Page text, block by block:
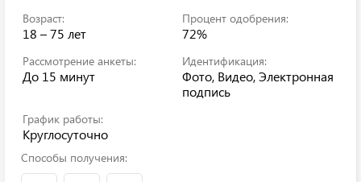
Возраст:
18 – 75 лет
Процент одобрения:
72%
Рассмотрение анкеты:
До 15 минут
Идентификация:
Фото, Видео, Электронная
подпись
График работы:
Круглосуточно
Способы получения: